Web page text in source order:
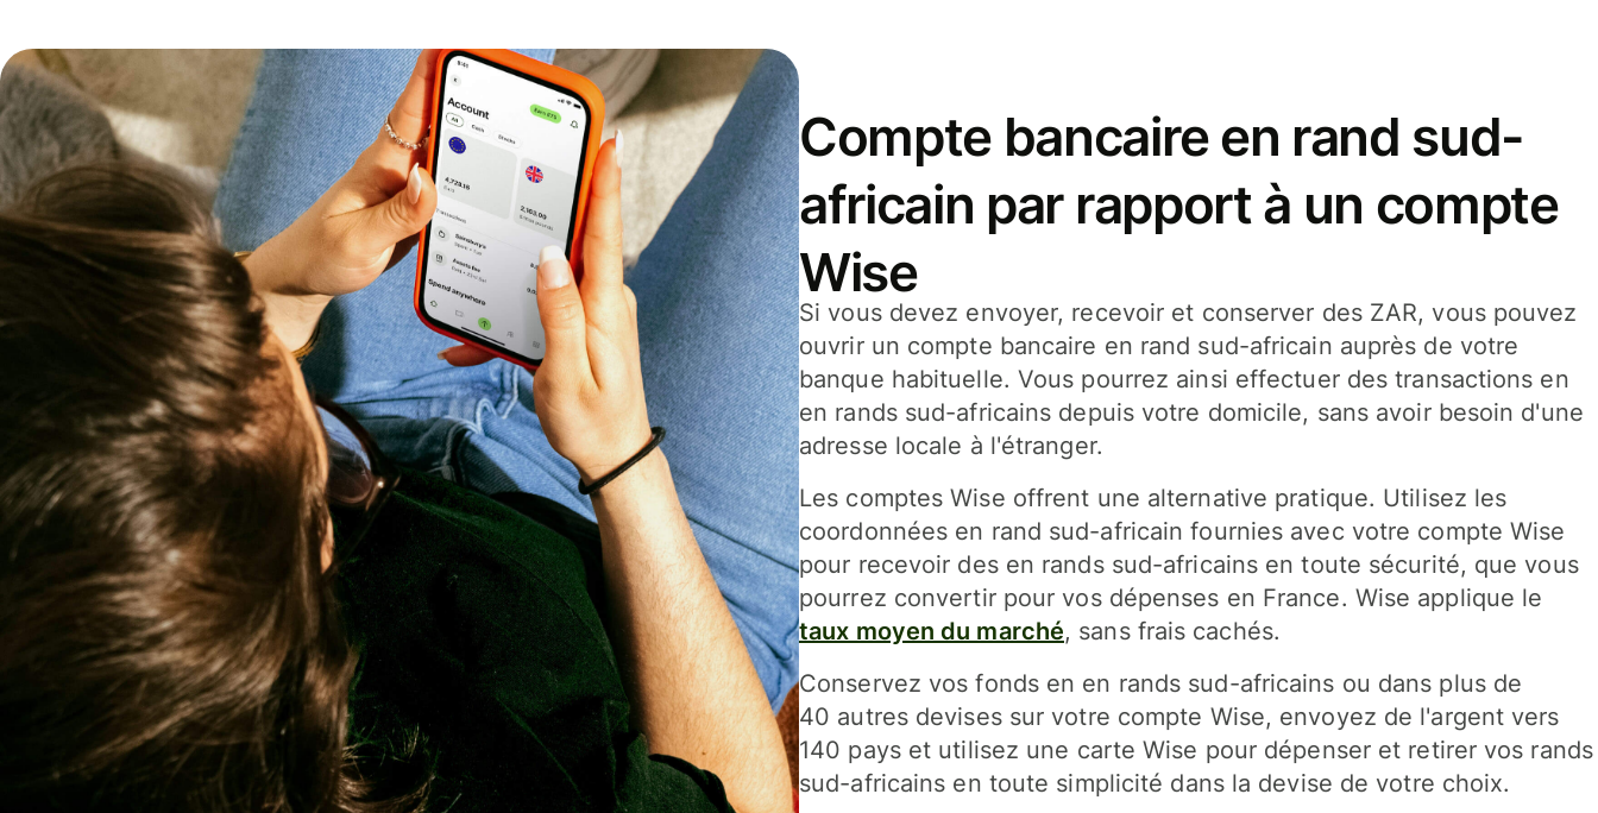
Compte bancaire en rand sud-
africain par rapport à un compte
Wise
Si vous devez envoyer, recevoir et conserver des ZAR, vous pouvez
ouvrir un compte bancaire en rand sud-africain auprès de votre
banque habituelle. Vous pourrez ainsi effectuer des transactions en
en rands sud-africains depuis votre domicile, sans avoir besoin d'une
adresse locale à l'étranger.
Les comptes Wise offrent une alternative pratique. Utilisez les
coordonnées en rand sud-africain fournies avec votre compte Wise
pour recevoir des en rands sud-africains en toute sécurité, que vous
pourrez convertir pour vos dépenses en France. Wise applique le
taux moyen du marché, sans frais cachés.
Conservez vos fonds en en rands sud-africains ou dans plus de
40 autres devises sur votre compte Wise, envoyez de l'argent vers
140 pays et utilisez une carte Wise pour dépenser et retirer vos rands
sud-africains en toute simplicité dans la devise de votre choix.